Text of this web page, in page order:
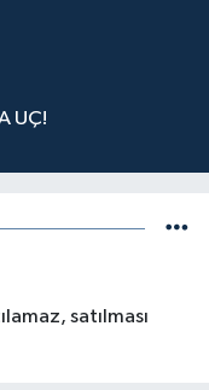
UÇ!
satılması